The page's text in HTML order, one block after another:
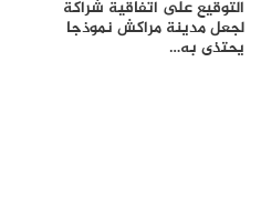
التوقيع على اتفاقية شراكة
لجعل مدينة مراكش نموذجا
يحتذى به…